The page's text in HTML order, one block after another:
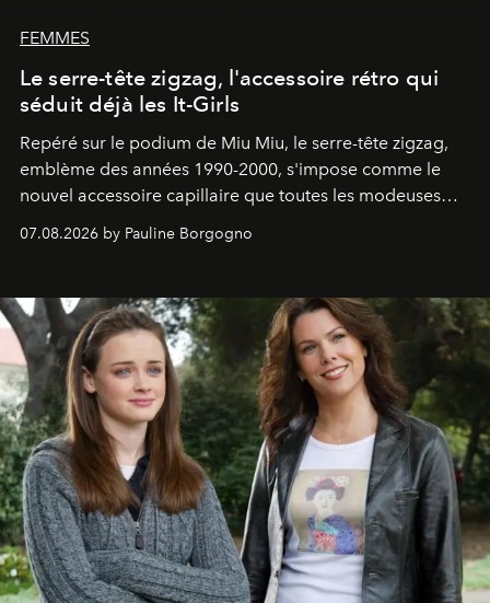
FEMMES
Le serre-tête zigzag, l'accessoire rétro qui
séduit déjà les It-Girls
Repéré sur le podium de Miu Miu, le serre-tête zigzag,
emblème des années 1990-2000, s'impose comme le
nouvel accessoire capillaire que toutes les modeuses
07.08.2026 by Pauline Borgogno